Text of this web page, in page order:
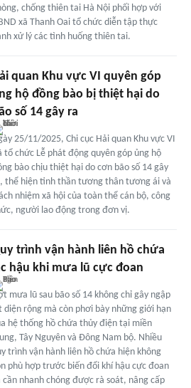
chống thiên tai Hà Nội phối hợp với
xã Thanh Oai tổ chức diễn tập thực
xử lý các tình huống thiên tai.
quan Khu vực VI quyên góp
hộ đồng bào bị thiệt hại do
số 14 gây ra
25/11/2025, Chi cục Hải quan Khu vực VI
tổ chức Lễ phát động quyên góp ủng hộ
bào chịu thiệt hại do cơn bão số 14 gây
thể hiện tinh thần tương thân tương ái và
nhiệm xã hội của toàn thể cán bộ, công
người lao động trong đơn vị.
trình vận hành liên hồ chứa
hậu khi mưa lũ cực đoan
mưa lũ sau bão số 14 không chỉ gây ngập
diện rộng mà còn phơi bày những giới hạn
hệ thống hồ chứa thủy điện tại miền
Tây Nguyên và Đông Nam bộ. Nhiều
trình vận hành liên hồ chứa hiện không
phù hợp trước biến đổi khí hậu cực đoan
cần nhanh chóng được rà soát, nâng cấp